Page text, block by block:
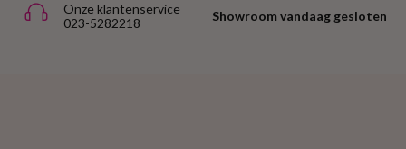
Onze klantenservice
023-5282218
Showroom vandaag gesloten